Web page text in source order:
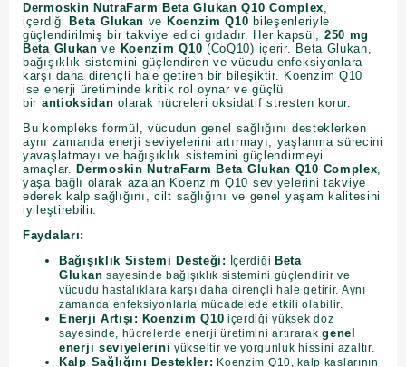
Dermoskin NutraFarm Beta Glukan Q10 Complex,
içerdiği Beta Glukan ve Koenzim Q10 bileşenleriyle
güçlendirilmiş bir takviye edici gıdadır. Her kapsül, 250 mg
Beta Glukan ve Koenzim Q10 (CoQ10) içerir. Beta Glukan,
bağışıklık sistemini güçlendiren ve vücudu enfeksiyonlara
karşı daha dirençli hale getiren bir bileşiktir. Koenzim Q10
ise enerji üretiminde kritik rol oynar ve güçlü
bir antioksidan olarak hücreleri oksidatif stresten korur.
Bu kompleks formül, vücudun genel sağlığını desteklerken
aynı zamanda enerji seviyelerini artırmayı, yaşlanma sürecini
yavaşlatmayı ve bağışıklık sistemini güçlendirmeyi
amaçlar. Dermoskin NutraFarm Beta Glukan Q10 Complex,
yaşa bağlı olarak azalan Koenzim Q10 seviyelerini takviye
ederek kalp sağlığını, cilt sağlığını ve genel yaşam kalitesini
iyileştirebilir.
Faydaları:
Bağışıklık Sistemi Desteği:
İçerdiği Beta
Glukan sayesinde bağışıklık sistemini güçlendirir ve
vücudu hastalıklara karşı daha dirençli hale getirir. Aynı
zamanda enfeksiyonlarla mücadelede etkili olabilir.
Enerji Artışı: Koenzim Q10 içerdiği yüksek doz
sayesinde, hücrelerde enerji üretimini artırarakgenel
enerji seviyelerini yükseltir ve yorgunluk hissini azaltır.
Kalp Sağlığını Destekler: Koenzim Q10, kalp kaslarının